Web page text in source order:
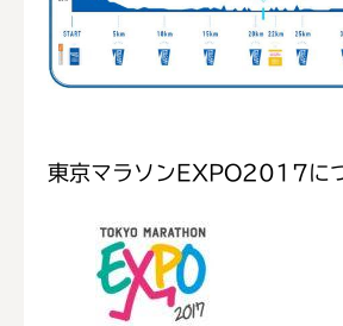
東京マラソンEXPO2017に